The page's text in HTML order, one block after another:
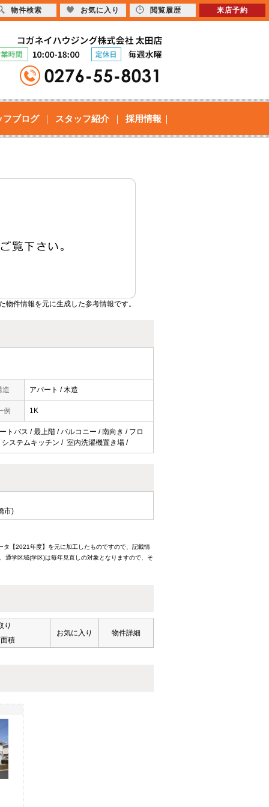
フブログ スタッフ紹介 採用情報
件情報を元に生成した参考情報です。
造 アパート / 木造
例 1K
トバス / 最上階 / バルコニー / 南向き / フロ
システムキッチン / 室内洗濯機置き場 /
市)
タ【2021年度】を元に加工したものですので、記載情
通学区域(学区)は毎年見直しの対象となりますので、そ
り
積
お気に入り 物件詳細
物件検索 お気に入り 閲覧履歴 来店予約